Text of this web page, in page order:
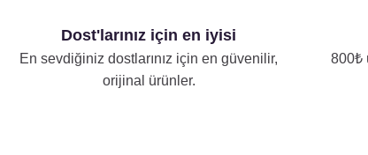
Dost'larınız için en iyisi
En sevdiğiniz dostlarınız için en güvenilir,
orijinal ürünler.
800₺